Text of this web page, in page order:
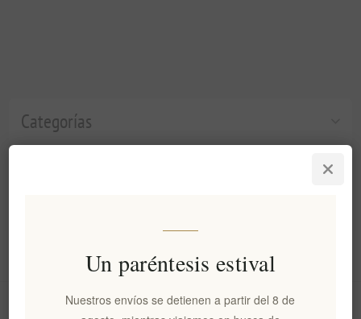
Categorías
Información
Mi cuenta
Un paréntesis estival
Nuestros envíos se detienen a partir del 8 de